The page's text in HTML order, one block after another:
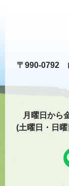
〒990-0792
月曜日から
(土曜日・日